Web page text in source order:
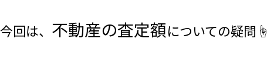
今回は、 不動産の査定額についての疑問☝️